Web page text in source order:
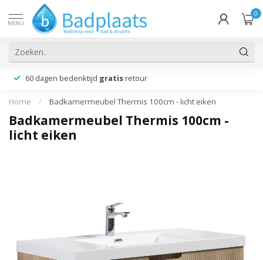
MENU
0
60 dagen bedenktijd gratis retour
Home / Badkamermeubel Thermis 100cm - licht eiken
Badkamermeubel Thermis 100cm -
licht eiken